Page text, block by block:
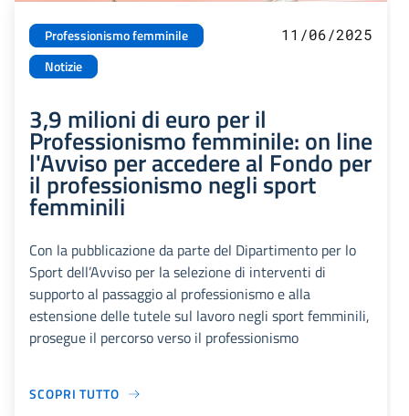
Professionismo femminile
Notizie
11/06/2025
3,9 milioni di euro per il
Professionismo femminile: on line
l'Avviso per accedere al Fondo per
il professionismo negli sport
femminili
Con la pubblicazione da parte del Dipartimento per lo
Sport dell’Avviso per la selezione di interventi di
supporto al passaggio al professionismo e alla
estensione delle tutele sul lavoro negli sport femminili,
prosegue il percorso verso il professionismo
SCOPRI TUTTO